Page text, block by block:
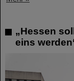
„Hessen
eins